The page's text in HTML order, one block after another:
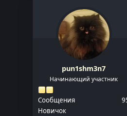
pun1shm3n7
Начинающий участник
Сообщения
Новичок